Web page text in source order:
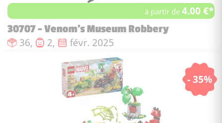
à partir de4.00 €*
30707 - Venom's Museum Robbery
Nombre de pièces :
36, Nombre de figurines :
2, Date de sortie :
févr. 2025
- 35%